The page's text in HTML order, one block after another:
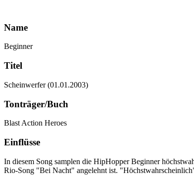
Name
Beginner
Titel
Scheinwerfer (01.01.2003)
Tonträger/Buch
Blast Action Heroes
Einflüsse
In diesem Song samplen die HipHopper Beginner
Rio-Song "Bei Nacht" angelehnt ist.